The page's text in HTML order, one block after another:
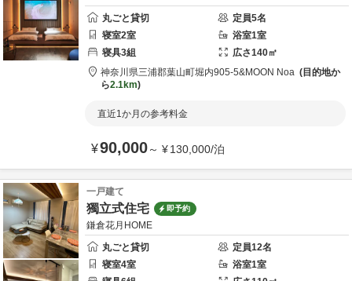
丸ごと貸切 定員5名
寝室2室 浴室1室
寝具3組 広さ140㎡
神奈川県三浦郡葉山町堀内905-5&MOON Noa
目的地か
ら2.1km
直近1か月の参考料金
¥90,000～ ¥130,000/泊
一戸建て
獨立式住宅 即予約
鎌倉花月HOME
丸ごと貸切
定員12名
寝室4室 浴室1室